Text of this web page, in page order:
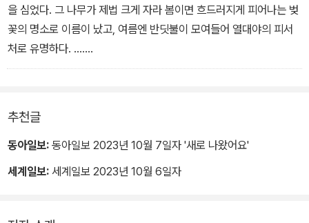
을 심었다. 그 나무가 제법 크게 자라 봄이면 흐드러지게 피어나는 벚
꽃의 명소로 이름이 났고, 여름엔 반딧불이 모여들어 열대야의 피서
처로 유명하다. ....
비가 이렇게 쓰여 있다.
​ 사람은 사람, 나는 나, 어찌됐든 내가 가는 길은 나는 간다.
추천글
동아일보: 동아일보 2023년 10월 7일자 '새로 나왔어요'
세계일보: 세계일보 2023년 10월 6일자